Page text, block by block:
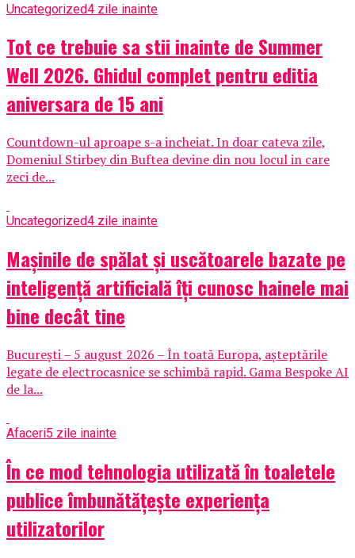
Uncategorized4 zile inainte
Tot ce trebuie sa stii inainte de Summer
Well 2026. Ghidul complet pentru editia
aniversara de 15 ani
Countdown-ul aproape s-a incheiat. In doar cateva zile,
Domeniul Stirbey din Buftea devine din nou locul in care
zeci de...
Uncategorized4 zile inainte
Mașinile de spălat și uscătoarele bazate pe
inteligență artificială îți cunosc hainele mai
bine decât tine
București – 5 august 2026 – În toată Europa, așteptările
legate de electrocasnice se schimbă rapid. Gama Bespoke AI
de la...
Afaceri5 zile inainte
În ce mod tehnologia utilizată în toaletele
publice îmbunătățește experiența
utilizatorilor